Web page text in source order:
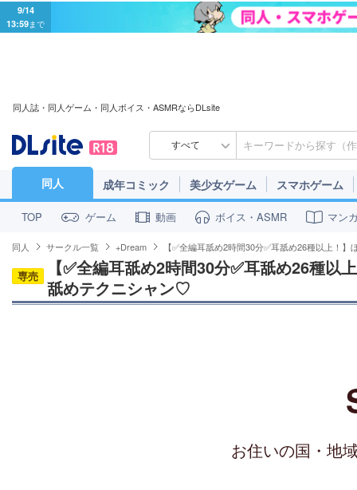
9/14
13:59まで
同人誌・同人ゲーム・同人ボイス・ASMRならDLsite
すべて
同人 成年コミック 美少女ゲーム スマホゲーム
TOP ゲーム 動画 ボイス・ASMR マン
同人 サークル一覧 +Dream 【✅全編耳舐め2時間30分✅耳舐め26種以上！
専売
【✅全編耳舐め2時間30分✅耳舐め26種以
舐めテクニシャン♡
お住いの国・地